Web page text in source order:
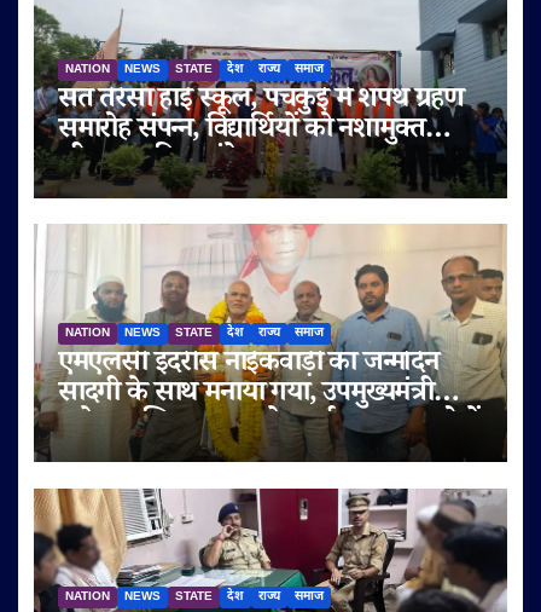
NATION NEWS STATE देश राज्य समाज
संत तेरेसा हाई स्कूल, पंचकुई में शपथ ग्रहण
समारोह संपन्न, विद्यार्थियों को नशामुक्त
जीवन का दिया संदेश
NATION NEWS STATE देश राज्य समाज
एमएलसी इदरीस नाईकवाड़ी का जन्मदिन
सादगी के साथ मनाया गया, उपमुख्यमंत्री
सुनेत्रा अजित पवार समेत कई गणमान्य लोगों
ने दी शुभकामनाएं
NATION NEWS STATE देश राज्य समाज